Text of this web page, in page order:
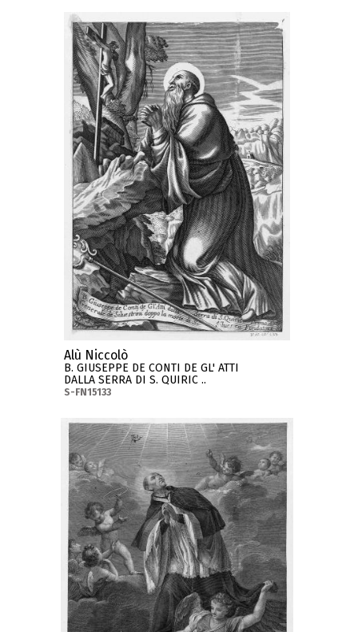
Alù Niccolò
B. GIUSEPPE DE CONTI DE GL' ATTI
DALLA SERRA DI S. QUIRIC ..
S-FN15133